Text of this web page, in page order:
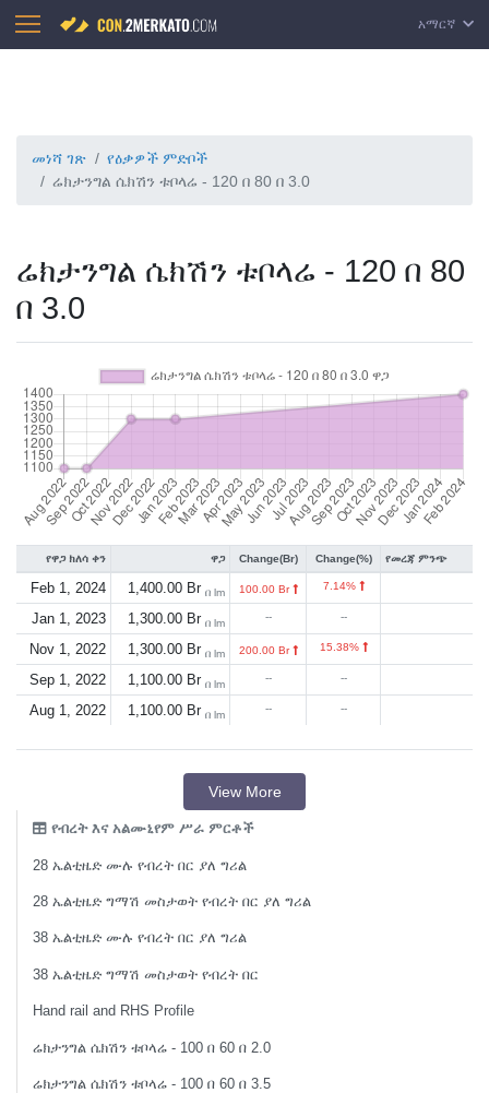
አማርኛ
መነሻ ገጽ
የዕቃዎች ምድቦች
ሬክታንግል ሴክሽን ቱቦላሬ - 120 በ 80 በ 3.0
ሬክታንግል ሴክሽን ቱቦላሬ - 120 በ 80
በ 3.0
የዋጋ ክለሳ ቀን ዋጋ Change(Br) Change(%) የመረጃ ምንጭ
Feb 1, 2024 1,400.00 Br በ lm 100.00 Br 7.14%
Jan 1, 2023 1,300.00 Br በ lm -- --
Nov 1, 2022 1,300.00 Br በ lm 200.00 Br 15.38%
Sep 1, 2022 1,100.00 Br በ lm -- --
Aug 1, 2022 1,100.00 Br በ lm -- --
View More
የብረት እና አልሙኒየም ሥራ ምርቶች
28 ኤልቲዜድ ሙሉ የብረት በር ያለ ግሪል
28 ኤልቲዜድ ግማሽ መስታወት የብረት በር ያለ ግሪል
38 ኤልቲዜድ ሙሉ የብረት በር ያለ ግሪል
38 ኤልቲዜድ ግማሽ መስታወት የብረት በር
Hand rail and RHS Profile
ሬክታንግል ሴክሽን ቱቦላሬ - 100 በ 60 በ 2.0
ሬክታንግል ሴክሽን ቱቦላሬ - 100 በ 60 በ 3.5